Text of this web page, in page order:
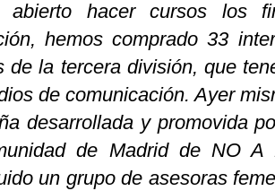
abierto hacer cursos los
hemos comprado 33
de la tercera división, que
de comunicación. Ayer
desarrollada y promovida
de Madrid de NO A
un grupo de asesoras